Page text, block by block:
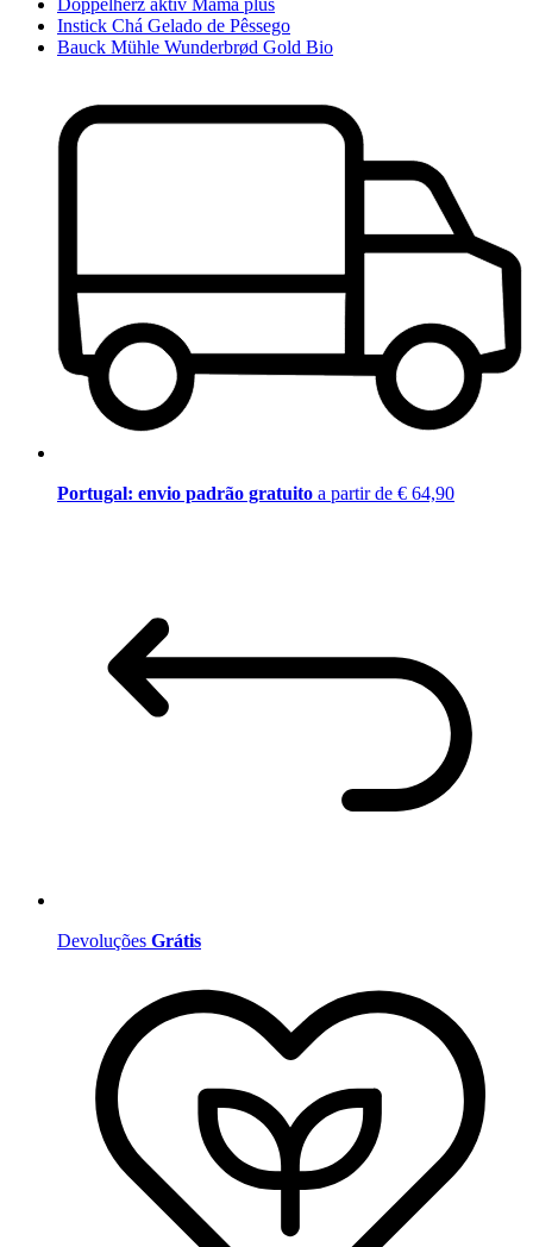
Instick Chá Gelado de Pêssego
Bauck Mühle Wunderbrød Gold Bio
Portugal: envio padrão gratuito a partir de € 64,90
Devoluções Grátis